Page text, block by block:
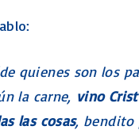
quienes son los
la carne, vino
las cosas, bendito